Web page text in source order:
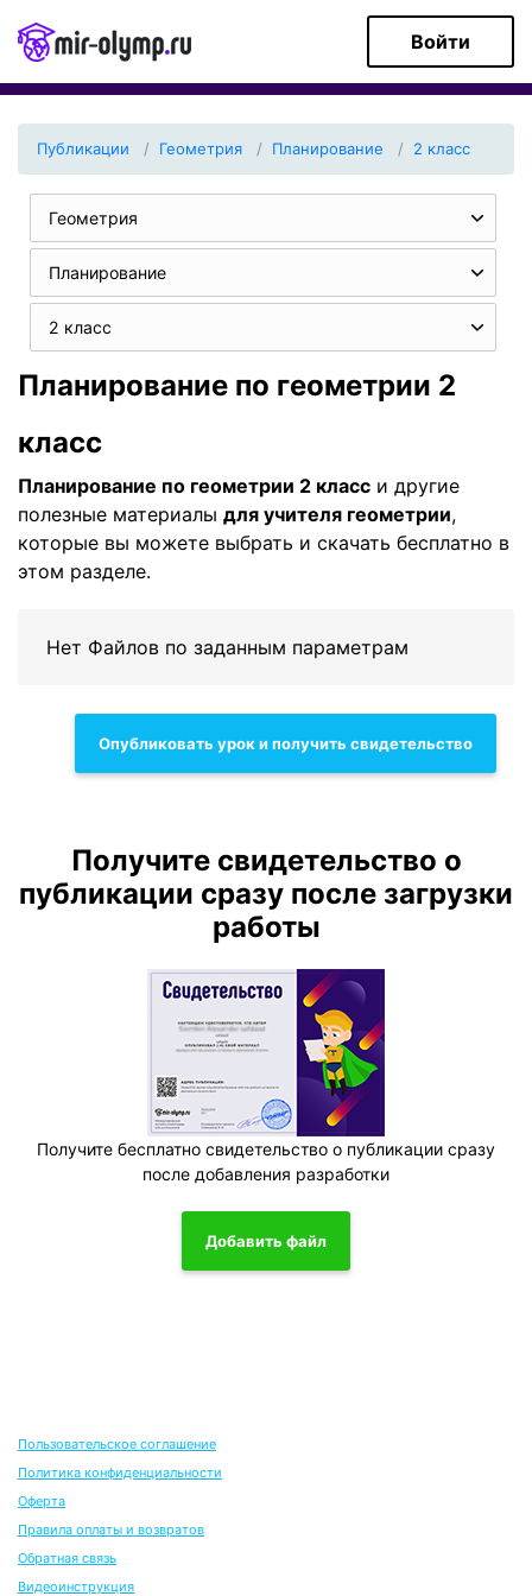
Войти
Публикации Геометрия Планирование 2 класс
Геометрия
Планирование
2 класс
Планирование по геометрии 2
класс
Планирование по геометрии 2 класс и другие
полезные материалы для учителя геометрии,
которые вы можете выбрать и скачать бесплатно в
этом разделе.
Нет Файлов по заданным параметрам
Опубликовать урок и получить свидетельство
Получите свидетельство о
публикации сразу после загрузки
работы
Получите бесплатно свидетельство о публикации сразу
после добавления разработки
Добавить файл
Пользовательское соглашение
Политика конфиденциальности
Оферта
Правила оплаты и возвратов
Обратная связь
Видеоинструкция